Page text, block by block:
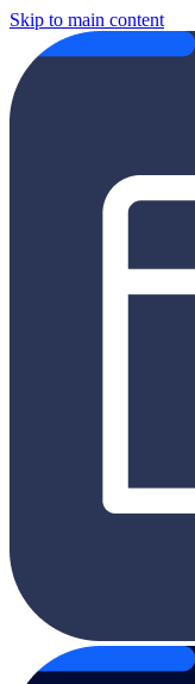
Skip to main content